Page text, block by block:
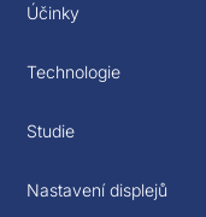
Účinky
Technologie
Studie
Nastavení displejů